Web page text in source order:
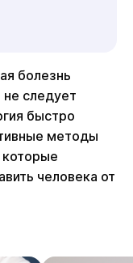
болезнь
следует
быстро
методы
человека от